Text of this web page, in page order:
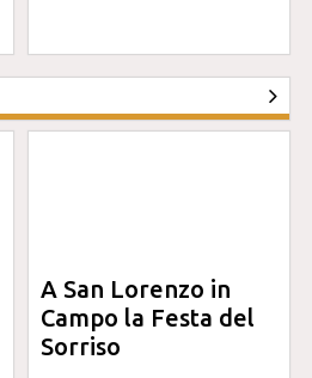
A San Lorenzo in
Campo la Festa del
Sorriso